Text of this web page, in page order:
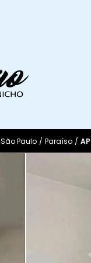
São Paulo / Paraíso /